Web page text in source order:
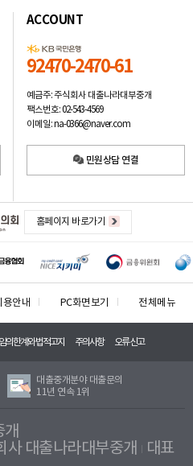
ACCOUNT
92470-2470-61
예금주: 주식회사 대출나라대부중개
팩스번호: 02-543-4569
이메일: na-0366@naver.com
민원상담 연결
홈페이지 바로가기
용안내 PC화면보기 전체메뉴
의한계와법적고지 주의사항 오류신고
대출중개분야 대출문의
11년 연속 1위
사 대출나라대부중개
대표